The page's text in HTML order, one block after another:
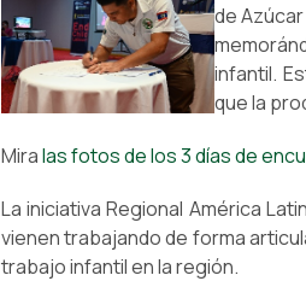
de
infantil.
que la
Miralas fotos de los 3 días de
La iniciativa Regional América
vienen trabajando de forma
trabajo infantil en la región.